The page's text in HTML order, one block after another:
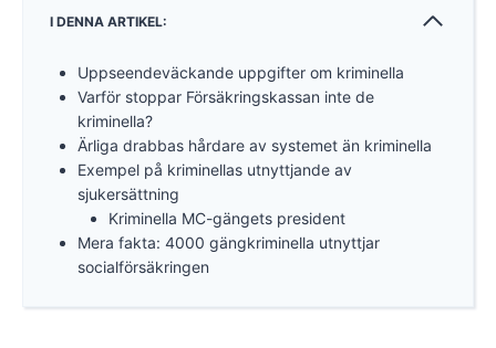
I DENNA ARTIKEL:
Uppseendeväckande uppgifter om kriminella
Varför stoppar Försäkringskassan inte de
kriminella?
Ärliga drabbas hårdare av systemet än kriminella
Exempel på kriminellas utnyttjande av
sjukersättning
Kriminella MC-gängets president
Mera fakta: 4000 gängkriminella utnyttjar
socialförsäkringen